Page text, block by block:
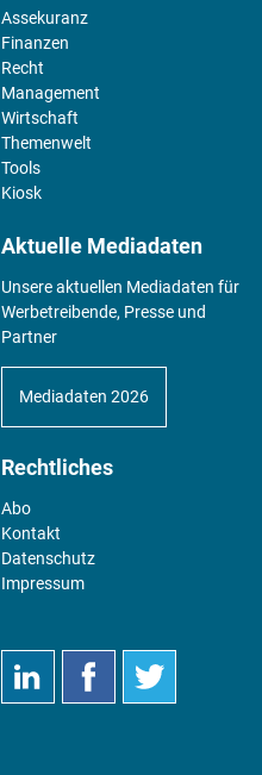
Assekuranz
Finanzen
Recht
Management
Wirtschaft
Themenwelt
Tools
Kiosk
Aktuelle Mediadaten
Unsere aktuellen Mediadaten für
Werbetreibende, Presse und
Partner
Mediadaten 2026
Rechtliches
Abo
Kontakt
Datenschutz
Impressum